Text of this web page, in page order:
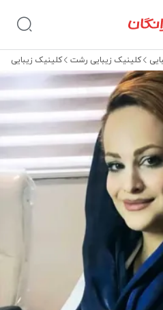
کلینیک زیبایی رشت کلینیک زیبایی